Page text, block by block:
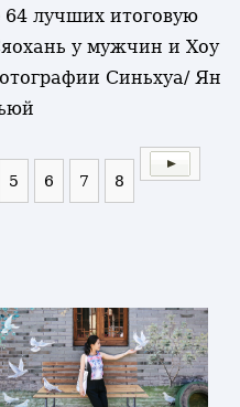
64 лучших итоговую
у мужчин и Хоу
Синьхуа/ Ян
5 6 7 8